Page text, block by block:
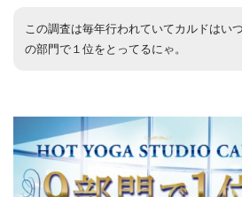
この調査は毎年行われていてカルドはい
の部門で１位をとってるにゃ。